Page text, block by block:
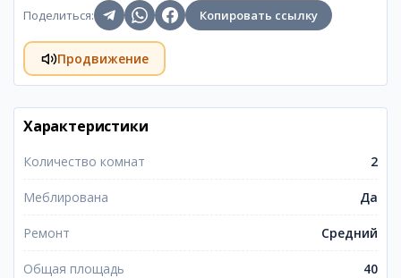
Поделиться: Копировать ссылку
Продвижение
Характеристики
Количество комнат 2
Меблирована Да
Ремонт Средний
Общая площадь 40